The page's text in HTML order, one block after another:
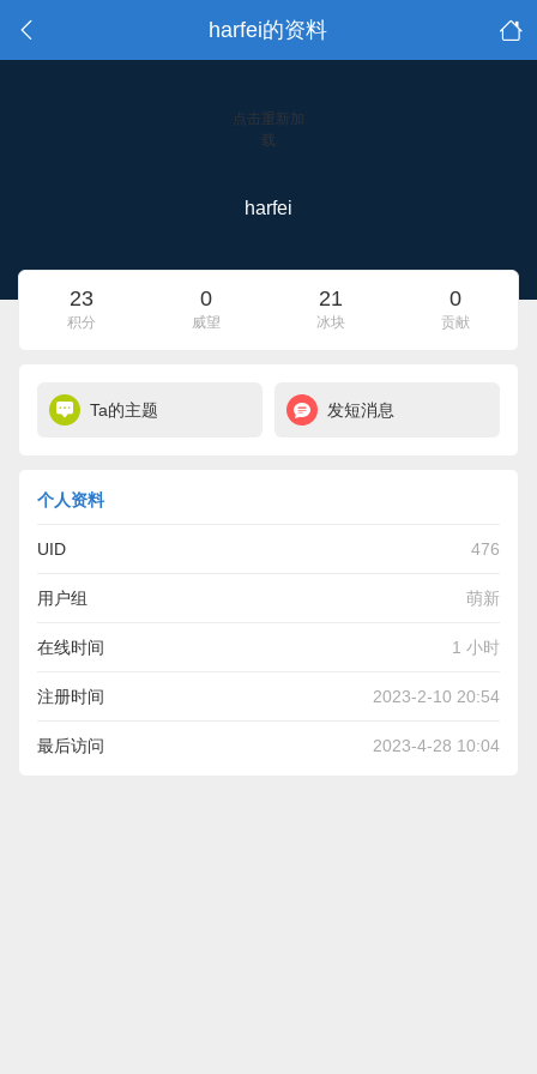
harfei的资料
点击重新加
载
harfei
23
积分
0
威望
21
冰块
0
贡献
Ta的主题 发短消息
个人资料
UID 476
用户组 萌新
在线时间 1 小时
注册时间 2023-2-10 20:54
最后访问 2023-4-28 10:04